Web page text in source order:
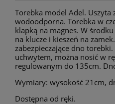
Torebka model Adel. Uszyta
wodoodporna. Torebka w
klapką na magnes. W
na klucze i kieszeń na
zabezpieczające dno
uchwytem, można nosić w
regulowanym do 135cm.
Wymiary: wysokość 21cm,
Dostępna od ręki.